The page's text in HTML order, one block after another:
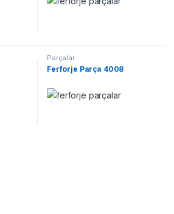
Parçalar
Ferforje Parça 4008